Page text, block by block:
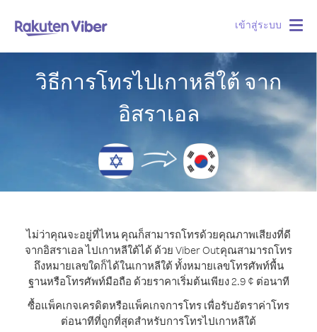
เข้าสู่ระบบ
วิธีการโทรไปเกาหลีใต้ จาก
อิสราเอล
ไม่ว่าคุณจะอยู่ที่ไหน คุณก็สามารถโทรด้วยคุณภาพเสียงที่ดี
จากอิสราเอล ไปเกาหลีใต้ได้ ด้วย Viber Outคุณสามารถโทร
ถึงหมายเลขใดก็ได้ในเกาหลีใต้ ทั้งหมายเลขโทรศัพท์พื้น
ฐานหรือโทรศัพท์มือถือ ด้วยราคาเริ่มต้นเพียง 2.9 ¢ ต่อนาที
ซื้อแพ็คเกจเครดิตหรือแพ็คเกจการโทร เพื่อรับอัตราค่าโทร
ต่อนาทีที่ถูกที่สุดสำหรับการโทรไปเกาหลีใต้